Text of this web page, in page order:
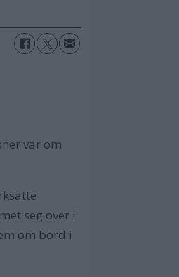
var om
seg over i
om bord i